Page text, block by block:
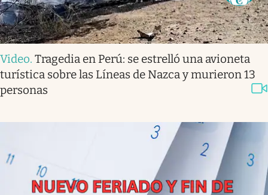
Video. Tragedia en Perú: se estrelló una avioneta
turística sobre las Líneas de Nazca y murieron 13
personas